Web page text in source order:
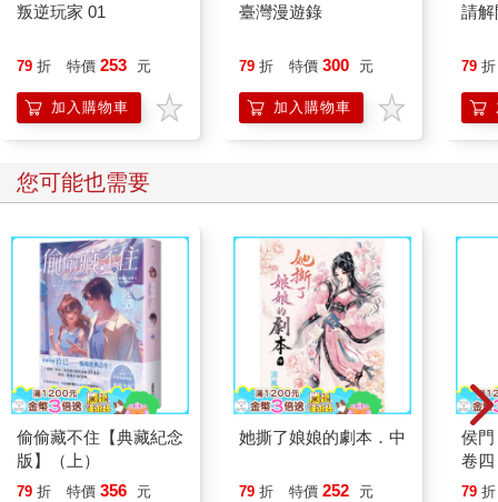
叛逆玩家 01
79 折 特價 253 元
加入購物車
臺灣漫遊錄
79 折 特價 300 元
加入購物車
請解
79 折
您可能也需要
偷偷藏不住【典藏紀念
版】（上）
79 折 特價 356 元
她撕了娘娘的劇本．中
79 折 特價 252 元
侯
卷四
79 折